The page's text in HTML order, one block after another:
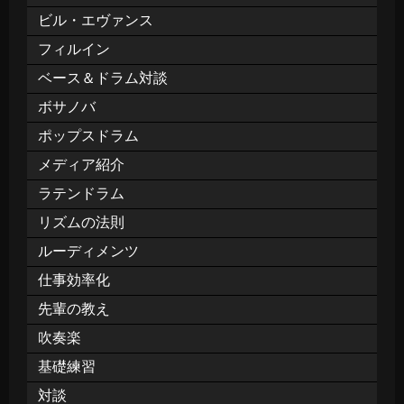
ビル・エヴァンス
フィルイン
ベース＆ドラム対談
ボサノバ
ポップスドラム
メディア紹介
ラテンドラム
リズムの法則
ルーディメンツ
仕事効率化
先輩の教え
吹奏楽
基礎練習
対談